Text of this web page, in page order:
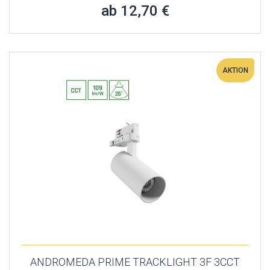
ab 12,70 €
AKTION
ANDROMEDA PRIME TRACKLIGHT 3F 3CCT